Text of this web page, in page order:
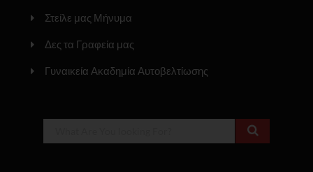
Στείλε μας Μήνυμα
Δες τα Γραφεία μας
Γυναικεία Ακαδημία Αυτοβελτίωσης